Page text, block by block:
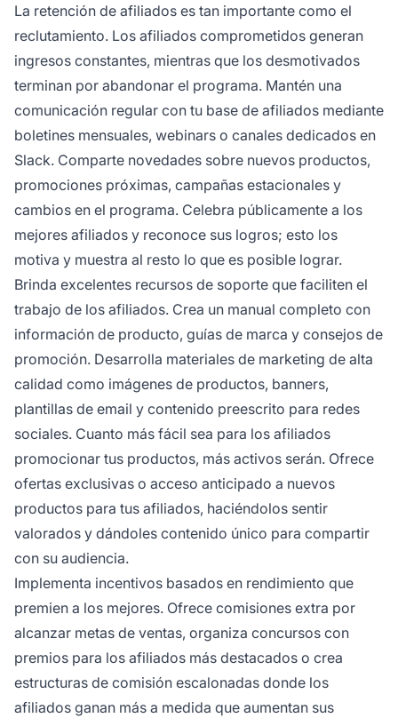
La retención de afiliados es tan importante como el
reclutamiento. Los afiliados comprometidos generan
ingresos constantes, mientras que los desmotivados
terminan por abandonar el programa. Mantén una
comunicación regular con tu base de afiliados mediante
boletines mensuales, webinars o canales dedicados en
Slack. Comparte novedades sobre nuevos productos,
promociones próximas, campañas estacionales y
cambios en el programa. Celebra públicamente a los
mejores afiliados y reconoce sus logros; esto los
motiva y muestra al resto lo que es posible lograr.
Brinda excelentes recursos de soporte que faciliten el
trabajo de los afiliados. Crea un manual completo con
información de producto, guías de marca y consejos de
promoción. Desarrolla materiales de marketing de alta
calidad como imágenes de productos, banners,
plantillas de email y contenido preescrito para redes
sociales. Cuanto más fácil sea para los afiliados
promocionar tus productos, más activos serán. Ofrece
ofertas exclusivas o acceso anticipado a nuevos
productos para tus afiliados, haciéndolos sentir
valorados y dándoles contenido único para compartir
con su audiencia.
Implementa incentivos basados en rendimiento que
premien a los mejores. Ofrece comisiones extra por
alcanzar metas de ventas, organiza concursos con
premios para los afiliados más destacados o crea
estructuras de comisión escalonadas donde los
afiliados ganan más a medida que aumentan sus